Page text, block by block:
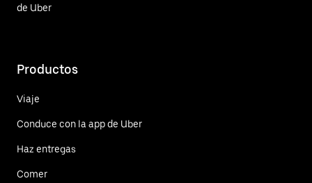
de Uber
Productos
Viaje
Conduce con la app de Uber
Haz entregas
Comer